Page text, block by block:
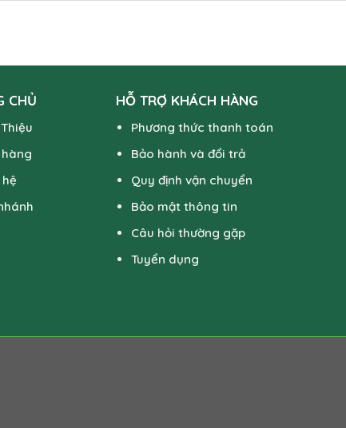
CHỦ
hệ
HỖ TRỢ KHÁCH HÀNG
Phương thức thanh toán
Bảo hành và đổi trả
Quy định vận chuyển
Bảo mật thông tin
Câu hỏi thường gặp
Tuyển dụng